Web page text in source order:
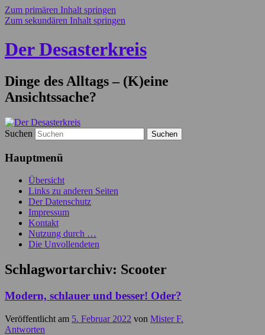
Zum primären Inhalt springen
Zum sekundären Inhalt springen
Der Desasterkreis
Dinge des Alltags – (K)eine
Ansichtssache?
Suchen
Hauptmenü
Übersicht
Links zu anderen Seiten
Der Datenschutz
Impressum
Kontakt
Nutzung durch …
Die Unvollendeten
Schlagwortarchiv: Scooter
Modern, schlauer und besser! Oder?
Veröffentlicht am 5. Februar 2022 von Mister F.
Antworten